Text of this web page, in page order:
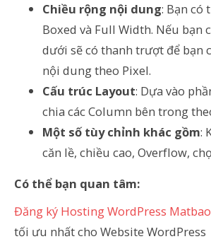
Chiều rộng nội dung: Bạn có
Boxed và Full Width. Nếu bạn
dưới sẽ có thanh trượt để bạn
nội dung theo Pixel.
Cấu trúc Layout: Dựa vào
chia các Column bên trong
Một số tùy chỉnh khác gồm:
căn lề, chiều cao, Overflow,
Có thể bạn quan tâm:
Đăng ký Hosting WordPress Matbao
tối ưu nhất cho Website WordPress